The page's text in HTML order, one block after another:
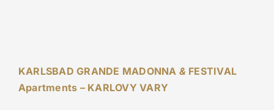
KARLSBAD GRANDE MADONNA & FESTIVAL
Apartments – KARLOVY VARY